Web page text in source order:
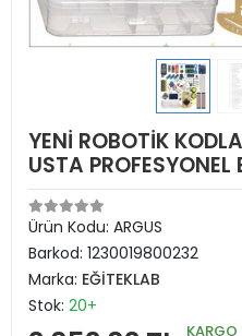
YENİ ROBOTİK
USTA PROFESYONEL
Ürün Kodu: ARGUS
Barkod: 1230019800232
Marka: EĞİTEKLAB
Stok: 20+
KARGO